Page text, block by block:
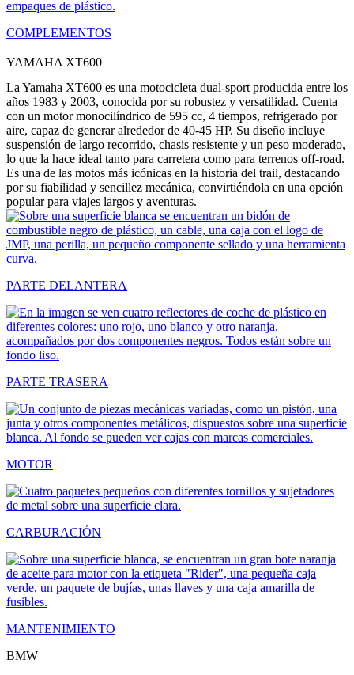
COMPLEMENTOS
YAMAHA XT600
La Yamaha XT600 es una motocicleta dual-sport producida entre los
años 1983 y 2003, conocida por su robustez y versatilidad. Cuenta
con un motor monocilíndrico de 595 cc, 4 tiempos, refrigerado por
aire, capaz de generar alrededor de 40-45 HP. Su diseño incluye
suspensión de largo recorrido, chasis resistente y un peso moderado,
lo que la hace ideal tanto para carretera como para terrenos off-road.
Es una de las motos más icónicas en la historia del trail, destacando
por su fiabilidad y sencillez mecánica, convirtiéndola en una opción
popular para viajes largos y aventuras.
PARTE DELANTERA
PARTE TRASERA
MOTOR
CARBURACIÓN
MANTENIMIENTO
BMW